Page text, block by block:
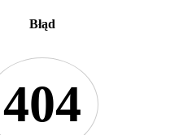
Błąd
404